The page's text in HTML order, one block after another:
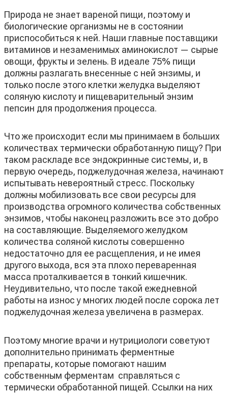
Природа не знает вареной пищи, поэтому и
биологические организмы не в состоянии
приспособиться к ней. Наши главные поставщики
витаминов и незаменимых аминокислот — сырые
овощи, фрукты и зелень. В идеале 75% пищи
должны разлагать внесенные с ней энзимы, и
только после этого клетки желудка выделяют
соляную кислоту и пищеварительный энзим
пепсин для продолжения процесса.
Что же происходит если мы принимаем в больших
количествах термически обработанную пищу? При
таком раскладе все эндокринные системы, и, в
первую очередь, поджелудочная железа, начинают
испытывать невероятный стресс. Поскольку
должны мобилизовать все свои ресурсы для
производства огромного количества собственных
энзимов, чтобы наконец разложить все это добро
на составляющие. Выделяемого желудком
количества соляной кислоты совершенно
недостаточно для ее расщепления, и не имея
другого выхода, вся эта плохо переваренная
масса проталкивается в тонкий кишечник.
Неудивительно, что после такой ежедневной
работы на износ у многих людей после сорока лет
поджелудочная железа увеличена в размерах.
Поэтому многие врачи и нутрициологи советуют
дополнительно принимать ферментные
препараты, которые помогают нашим
собственным ферментам справляться с
термически обработанной пищей. Ссылки на них